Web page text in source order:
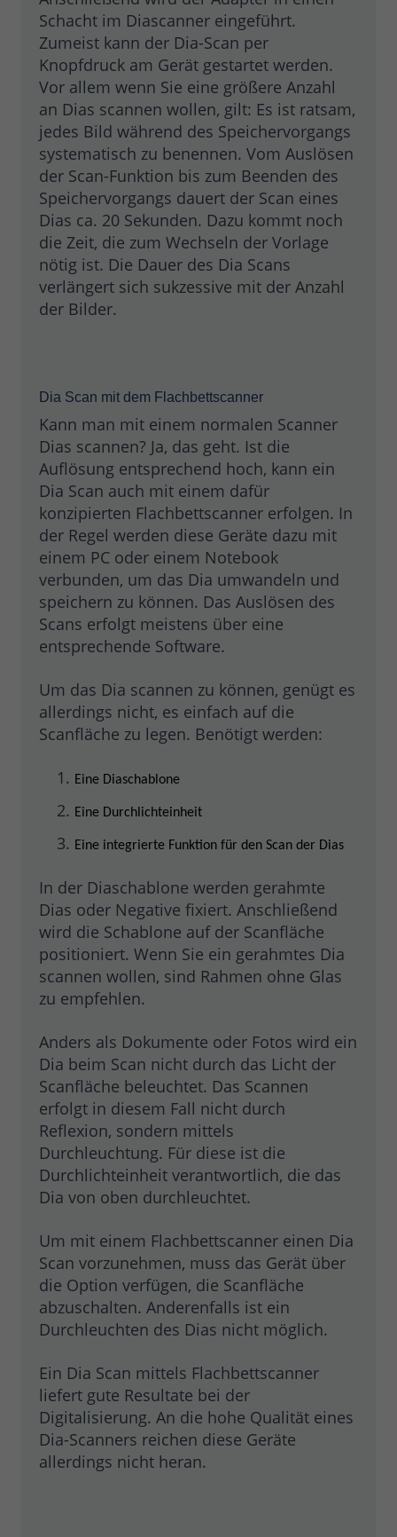
Schacht im Diascanner eingeführt.
Zumeist kann der Dia-Scan per
Knopfdruck am Gerät gestartet werden.
Vor allem wenn Sie eine größere Anzahl
an Dias scannen wollen, gilt: Es ist ratsam,
jedes Bild während des Speichervorgangs
systematisch zu benennen. Vom Auslösen
der Scan-Funktion bis zum Beenden des
Speichervorgangs dauert der Scan eines
Dias ca. 20 Sekunden. Dazu kommt noch
die Zeit, die zum Wechseln der Vorlage
nötig ist. Die Dauer des Dia Scans
verlängert sich sukzessive mit der Anzahl
der Bilder.
Dia Scan mit dem Flachbettscanner
Kann man mit einem normalen Scanner
Dias scannen? Ja, das geht. Ist die
Auflösung entsprechend hoch, kann ein
Dia Scan auch mit einem dafür
konzipierten Flachbettscanner erfolgen. In
der Regel werden diese Geräte dazu mit
einem PC oder einem Notebook
verbunden, um das Dia umwandeln und
speichern zu können. Das Auslösen des
Scans erfolgt meistens über eine
entsprechende Software.
Um das Dia scannen zu können, genügt es
allerdings nicht, es einfach auf die
Scanfläche zu legen. Benötigt werden:
Eine Diaschablone
Eine Durchlichteinheit
Eine integrierte Funktion für den Scan der Dias
In der Diaschablone werden gerahmte
Dias oder Negative fixiert. Anschließend
wird die Schablone auf der Scanfläche
positioniert. Wenn Sie ein gerahmtes Dia
scannen wollen, sind Rahmen ohne Glas
zu empfehlen.
Anders als Dokumente oder Fotos wird ein
Dia beim Scan nicht durch das Licht der
Scanfläche beleuchtet. Das Scannen
erfolgt in diesem Fall nicht durch
Reflexion, sondern mittels
Durchleuchtung. Für diese ist die
Durchlichteinheit verantwortlich, die das
Dia von oben durchleuchtet.
Um mit einem Flachbettscanner einen Dia
Scan vorzunehmen, muss das Gerät über
die Option verfügen, die Scanfläche
abzuschalten. Anderenfalls ist ein
Durchleuchten des Dias nicht möglich.
Ein Dia Scan mittels Flachbettscanner
liefert gute Resultate bei der
Digitalisierung. An die hohe Qualität eines
Dia-Scanners reichen diese Geräte
allerdings nicht heran.